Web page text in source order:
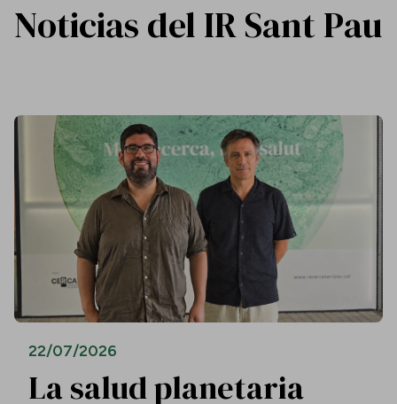
Noticias del IR Sant Pau
22/07/2026
La salud planetaria